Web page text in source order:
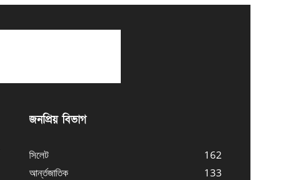
জনপ্রিয় বিভাগ
সিলেট
162
আর্ন্তজাতিক
133